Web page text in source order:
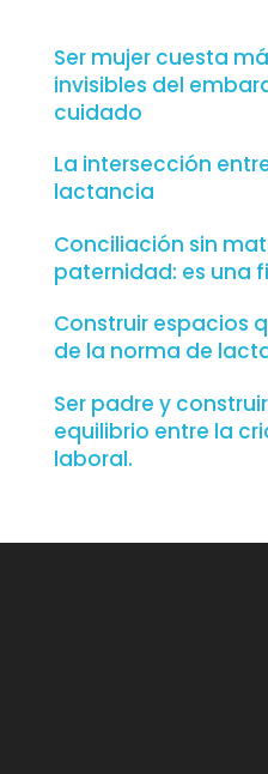
Ser mujer cuesta
invisibles del
cuidado
La intersección
lactancia
Conciliación sin
paternidad: es una
Construir espacios
de la norma de
Ser padre y
equilibrio entre la
laboral.